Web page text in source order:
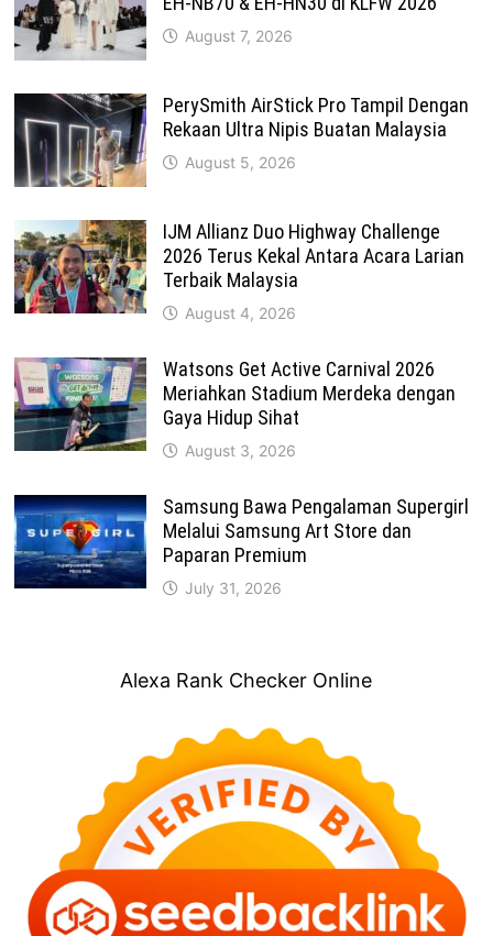
August 7, 2026
PerySmith AirStick Pro Tampil Dengan
Rekaan Ultra Nipis Buatan Malaysia
August 5, 2026
IJM Allianz Duo Highway Challenge
2026 Terus Kekal Antara Acara Larian
Terbaik Malaysia
August 4, 2026
Watsons Get Active Carnival 2026
Meriahkan Stadium Merdeka dengan
Gaya Hidup Sihat
August 3, 2026
Samsung Bawa Pengalaman Supergirl
Melalui Samsung Art Store dan
Paparan Premium
July 31, 2026
Alexa Rank Checker Online